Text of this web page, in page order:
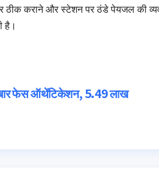
कराने और स्टेशन पर ठंडे पेयजल की
है।
बार फेस ऑथेंटिकेशन, 5.49 लाख